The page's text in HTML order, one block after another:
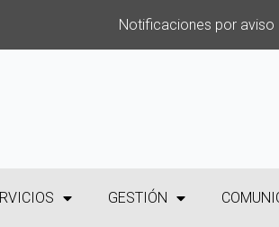
Notificaciones por aviso
GESTIÓN